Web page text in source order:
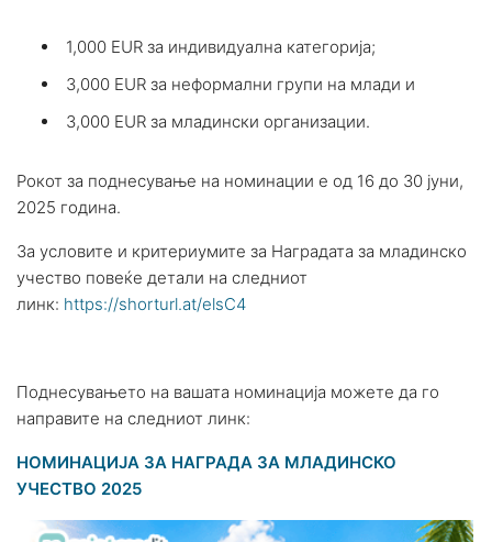
1,000 EUR за индивидуална категорија;
3,000 EUR за неформални групи на млади и
3,000 EUR за младински организации.
Рокот за поднесување на номинации е од 16 до 30 јуни,
2025 година.
За условите и критериумите за Наградата за младинско
учество повеќе детали на следниот
линк: https://shorturl.at/elsC4
Поднесувањето на вашата номинација можете да го
направите на следниот линк:
НОМИНАЦИЈА ЗА НАГРАДА ЗА МЛАДИНСКО
УЧЕСТВО 2025